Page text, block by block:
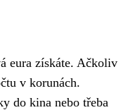
eura získáte. Ačkoliv
v korunách.
do kina nebo třeba